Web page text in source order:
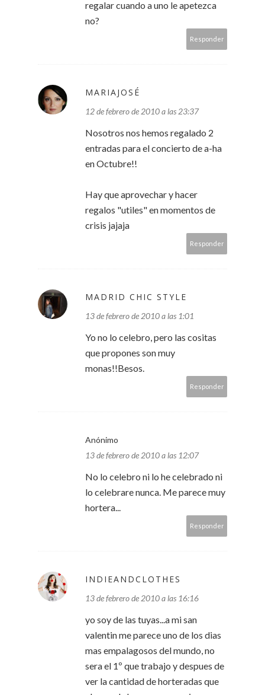
regalar cuando a uno le apetezca
no?
Responder
MARIAJOSÉ
12 de febrero de 2010 a las 23:37
Nosotros nos hemos regalado 2
entradas para el concierto de a-ha
en Octubre!!
Hay que aprovechar y hacer
regalos "utiles" en momentos de
crisis jajaja
Responder
MADRID CHIC STYLE
13 de febrero de 2010 a las 1:01
Yo no lo celebro, pero las cositas
que propones son muy
monas!!Besos.
Responder
Anónimo
13 de febrero de 2010 a las 12:07
No lo celebro ni lo he celebrado ni
lo celebrare nunca. Me parece muy
hortera...
Responder
INDIEANDCLOTHES
13 de febrero de 2010 a las 16:16
yo soy de las tuyas...a mi san
valentin me parece uno de los dias
mas empalagosos del mundo, no
sera el 1º que trabajo y despues de
ver la cantidad de horteradas que